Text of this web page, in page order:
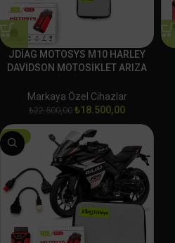
JDİAG MOTOSYS M10 HARLEY
DAVİDSON MOTOSİKLET ARIZA
Markaya Özel Cihazlar
₺22.500,00 ₺18.500,00
-18%